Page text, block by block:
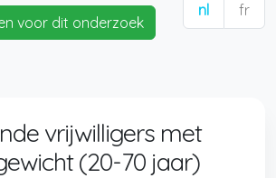
nl fr
voor dit onderzoek
vrijwilligers met
(20-70 jaar)